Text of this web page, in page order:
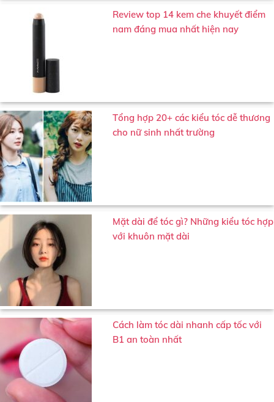
Review top 14 kem che khuyết điểm
nam đáng mua nhất hiện nay
Tổng hợp 20+ các kiểu tóc dễ thương
cho nữ sinh nhất trường
Mặt dài để tóc gì? Những kiểu tóc hợp
với khuôn mặt dài
Cách làm tóc dài nhanh cấp tốc với
B1 an toàn nhất